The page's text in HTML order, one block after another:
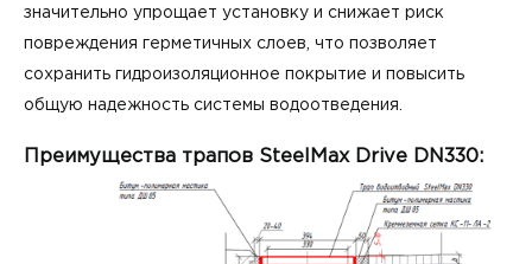
значительно упрощает установку и снижает риск
повреждения герметичных слоев, что позволяет
сохранить гидроизоляционное покрытие и повысить
общую надежность системы водоотведения.
Преимущества трапов SteelMax Drive DN330: